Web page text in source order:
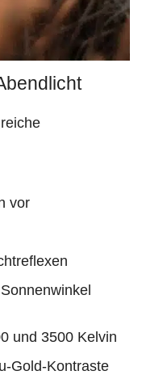
vor
und 3500 Kelvin
Gold-Kontraste